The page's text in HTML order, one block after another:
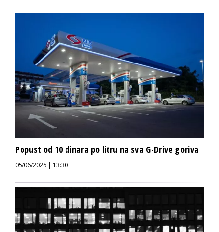
Popust od 10 dinara po litru na sva G-Drive goriva
05/06/2026 | 13:30